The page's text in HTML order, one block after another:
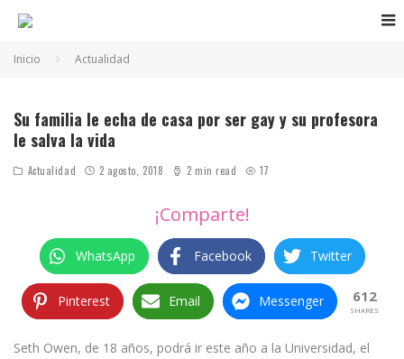
Inicio Actualidad
Su familia le echa de casa por ser gay y su profesora
le salva la vida
Actualidad 2 agosto, 2018 2 min read 17
¡Comparte!
WhatsApp Facebook Twitter
Pinterest Email Messenger 612
SHARES
Seth Owen, de 18 años, podrá ir este año a la Universidad, el